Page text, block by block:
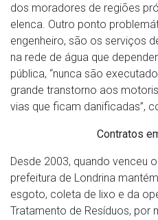
dos moradores de regiões
elenca. Outro ponto
engenheiro, são os serviços
na rede de água que
pública, “nunca são
grande transtorno aos
vias que ficam danificadas”,
Contratos
Desde 2003, quando venceu
prefeitura de Londrina
esgoto, coleta de lixo e da
Tratamento de Resíduos, por